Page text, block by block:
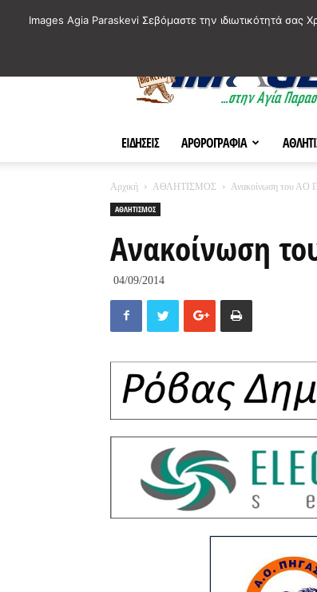
ΕΙΔΗΣΕΙΣ ΑΡΘΡΟΓΡΑΦΙΑ
Αρχική ΑΘΛΗΤΙΣΜΟΣ
Ανακοίνωση του
ΑΘΛΗΤΙΣΜΟΣ
Ανακοίνωση
04/09/2014
Images Agia Paraskevi Σεβόμαστε την ιδιωτικότητά σας